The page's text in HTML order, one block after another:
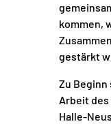
kommen,
gestärkt
Zu
Arbeit des
Halle-